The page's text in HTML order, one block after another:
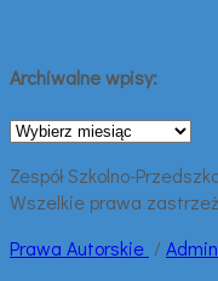
Archiwalne wpisy:
Archiwalne
Zespół Szkolno-
Wszelkie prawa
Prawa Autorskie /